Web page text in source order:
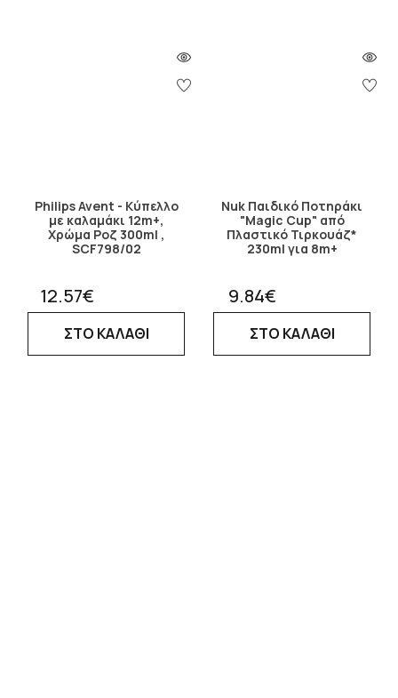
Philips Avent - Κύπελλο
με καλαμάκι 12m+,
Χρώμα Ροζ 300ml ,
SCF798/02
12.57€
ΣΤΟ ΚΑΛΑΘΙ
Nuk Παιδικό Ποτηράκι
"Magic Cup" από
Πλαστικό Τιρκουάζ*
230ml για 8m+
9.84€
ΣΤΟ ΚΑΛΑΘΙ